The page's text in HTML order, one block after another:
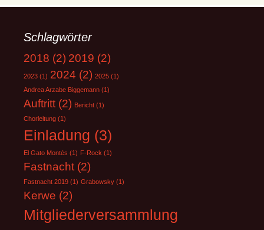
Schlagwörter
2018 (2) 2019 (2)
2023 (1) 2024 (2) 2025 (1)
Andrea Arzabe Biggemann (1)
Auftritt (2) Bericht (1)
Chorleitung (1)
Einladung (3)
El Gato Montés (1) F-Rock (1)
Fastnacht (2)
Fastnacht 2019 (1) Grabowsky (1)
Kerwe (2)
Mitgliederversammlung